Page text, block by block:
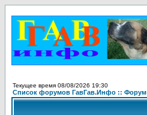
Текущее время 08/08/2026 19:30
Список форумов ГавГав.Инфо :: Форум